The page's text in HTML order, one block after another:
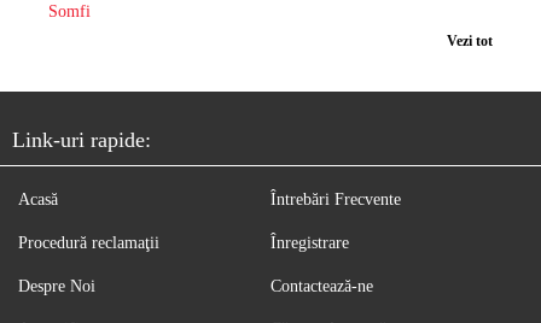
Somfi
Vezi tot
Link-uri rapide:
Acasă
Procedură reclamaţii
Despre Noi
Întrebări Frecvente
Înregistrare
Contactează-ne